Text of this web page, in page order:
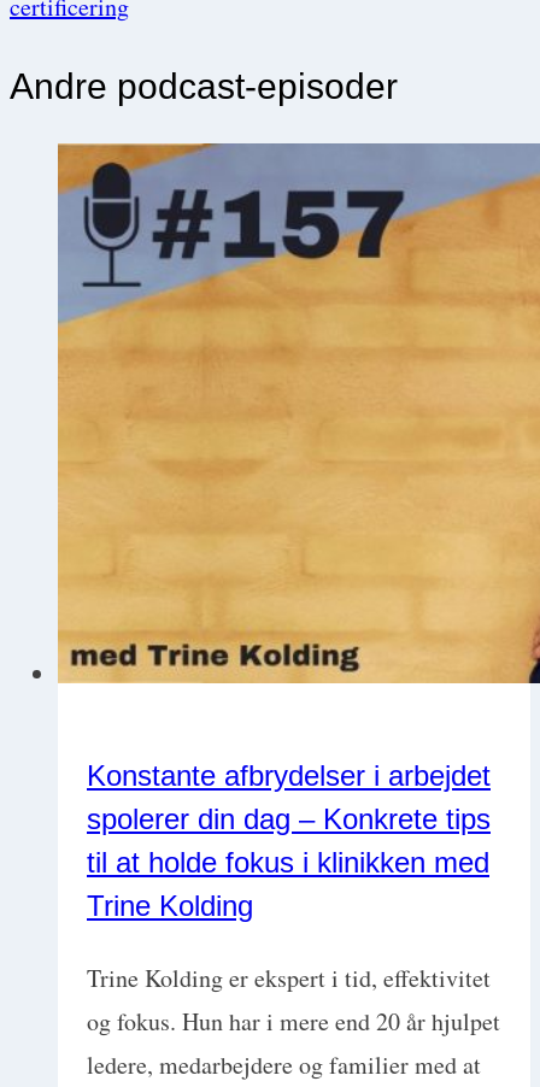
certificering
Andre podcast-episoder
Konstante afbrydelser i arbejdet
spolerer din dag – Konkrete tips
til at holde fokus i klinikken med
Trine Kolding
Trine Kolding er ekspert i tid, effektivitet
og fokus. Hun har i mere end 20 år hjulpet
ledere, medarbejdere og familier med at